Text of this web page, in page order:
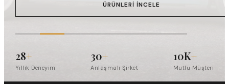
ÜRÜNLERI İNCELE
28+
Yıllık Deneyim
30+
Anlaşmalı Şirket
10K+
Mutlu Müşteri